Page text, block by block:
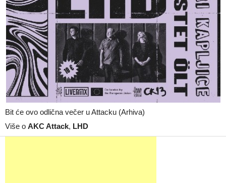
Bit će ovo odlična večer u Attacku (Arhiva)
Više o AKC Attack, LHD